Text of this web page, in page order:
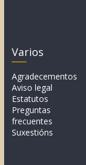
Varios
Agradecementos
Aviso legal
Estatutos
Preguntas
frecuentes
Suxestións